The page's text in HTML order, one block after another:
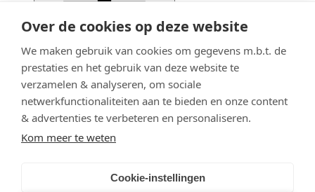
Over de cookies op deze website
We maken gebruik van cookies om gegevens m.b.t. de
prestaties en het gebruik van deze website te
verzamelen & analyseren, om sociale
netwerkfunctionaliteiten aan te bieden en onze content
& advertenties te verbeteren en personaliseren.
Kom meer te weten
Cookie-instellingen